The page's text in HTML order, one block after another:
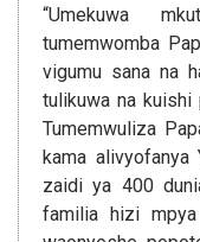
“Umekuwa
tumemwomba
vigumu sana na
tulikuwa na kuishi
Tumemwuliza
kama
zaidi ya 400
familia hizi